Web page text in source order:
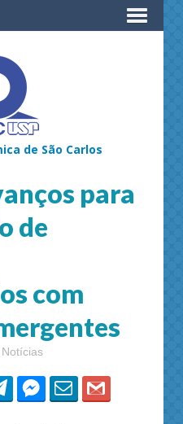
de São Carlos
para
de
com
Notícias